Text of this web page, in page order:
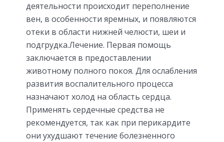
деятельности происходит переполнение
вен, в особенности яремных, и появляются
отеки в области нижней челюсти, шеи и
подгрудка.Лечение. Первая помощь
заключается в предоставлении
животному полного покоя. Для ослабления
развития воспалительного процесса
назначают холод на область сердца.
Применять сердечные средства не
рекомендуется, так как при перикардите
они ухудшают течение болезненного